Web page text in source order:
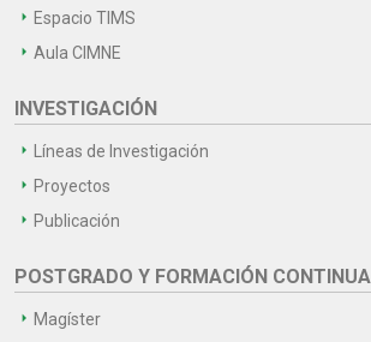
Espacio TIMS
Aula CIMNE
INVESTIGACIÓN
Líneas de Investigación
Proyectos
Publicación
POSTGRADO Y FORMACIÓN CONTINUA
Magíster